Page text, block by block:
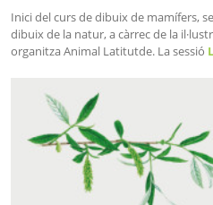
Inici del curs de dibuix de mamífers,
dibuix de la natur, a càrrec de la
organitza Animal Latitutde. La sessió